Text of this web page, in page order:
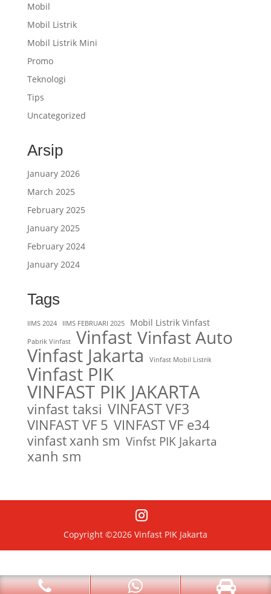
Mobil
Mobil Listrik
Mobil Listrik Mini
Promo
Teknologi
Tips
Uncategorized
Arsip
January 2026
March 2025
February 2025
January 2025
February 2024
January 2024
Tags
IIMS 2024 IIMS FEBRUARI 2025 Mobil Listrik Vinfast
Pabrik Vinfast Vinfast Vinfast Auto
Vinfast Jakarta Vinfast Mobil Listrik
Vinfast PIK
VINFAST PIK JAKARTA
vinfast taksi VINFAST VF3
VINFAST VF 5 VINFAST VF e34
vinfast xanh sm Vinfst PIK Jakarta
xanh sm
Copyright ©2026 Vinfast PIK Jakarta